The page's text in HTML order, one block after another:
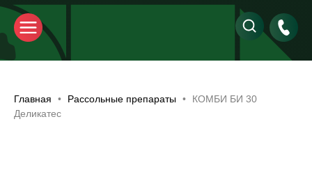
Главная Рассольные препараты
КОМБИ БИ 30
Деликатес